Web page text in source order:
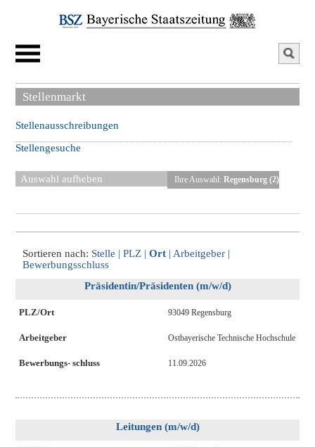
Stellenmarkt
Stellenausschreibungen
Stellengesuche
Ihre Auswahl: Regensburg (2)
Auswahl aufheben
Sortieren nach: Stelle |PLZ |Ort | Arbeitgeber |
Bewerbungsschluss
Präsidentin/Präsidenten (m/w/d)
PLZ/Ort
Arbeitgeber
Bewerbungs- schluss
93049 Regensburg
Ostbayerische Technische Hochschule
11.09.2026
Leitungen (m/w/d)